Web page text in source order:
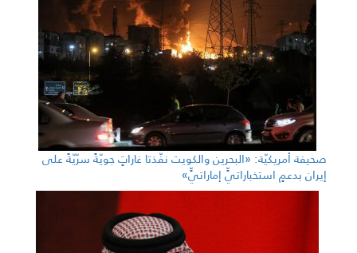
صحيفة أمريكيّة: «البحرين والكويت نفّذتا غاراتٍ جويّةً سرّيّةً على
إيران بدعمٍ استخباراتيٍّ إماراتيٍّ»